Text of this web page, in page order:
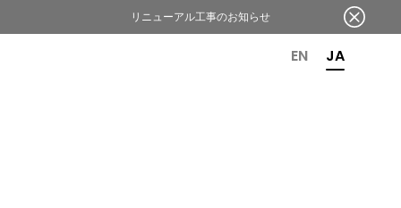
EN JA
リニューアル工事のお知らせ
OR 6TH ANNIVERSARY